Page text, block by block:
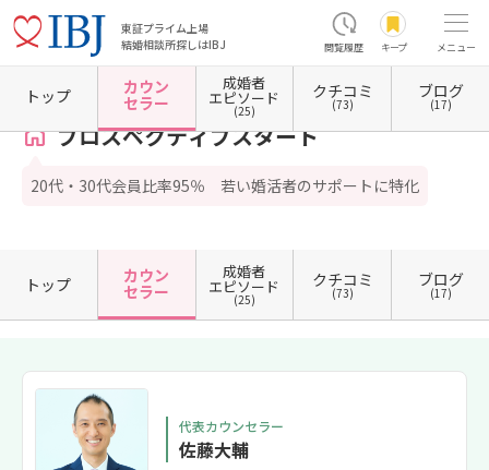
東証プライム上場
結婚相談所探しはIBJ
閲覧履歴 キープ メニュー
ホーム 神奈川県の結婚相談所 神奈川県横浜市 神奈川県横浜市神奈川区 プロスペク
プロスペクティブスタート
20代・30代会員比率95％ 若い婚活者のサポートに特化
トップ カウン
セラー
成婚者
エピソード
(25)
クチコミ
(73)
ブログ
(17)
トップ カウン
セラー
成婚者
エピソード
(25)
クチコミ
(73)
ブログ
(17)
代表カウンセラー
佐藤大輔